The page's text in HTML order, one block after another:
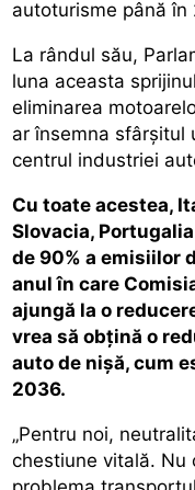
autoturisme până în
La rândul său,
luna aceasta
eliminarea
ar însemna sfârşitul
centrul industriei
Cu toate acestea,
Slovacia,
de 90% a emisiilor
anul în care
ajungă la o
vrea să obţină o
auto de nişă, cum
2036.
„Pentru noi,
chestiune vitală. Nu